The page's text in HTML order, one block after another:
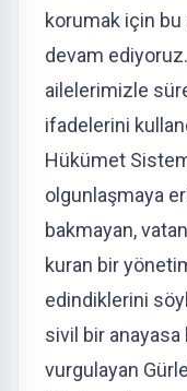
korumak için
devam
ailelerimizle
ifadelerini
Hükümet
olgunlaşmaya
bakmayan,
kuran bir
edindiklerini
sivil bir anayasa
vurgulayan